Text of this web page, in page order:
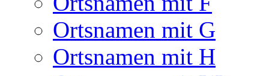
Ortsnamen mit G
Ortsnamen mit H